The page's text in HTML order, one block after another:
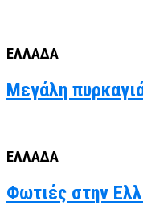
ΕΛΛΑΔΑ
Μεγάλη
ΕΛΛΑΔΑ
Φωτιές στην